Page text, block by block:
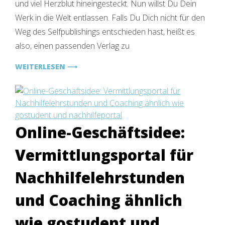
und
seröse
erkennen
–
Du
Autor
bei
der
Verlagsauswahl
achten
musst
–
der
ultimative
Guide
und viel Herzblut hineingesteckt. Nun willst Du Dein
Werk in die Welt entlassen. Falls Du Dich nicht für den
Weg des Selfpublishings entschieden hast, heißt es
also, einen passenden Verlag zu
WEITERLESEN ⟶
Online-Geschäftsidee:
Vermittlungsportal für
Nachhilfelehrstunden
und Coaching ähnlich